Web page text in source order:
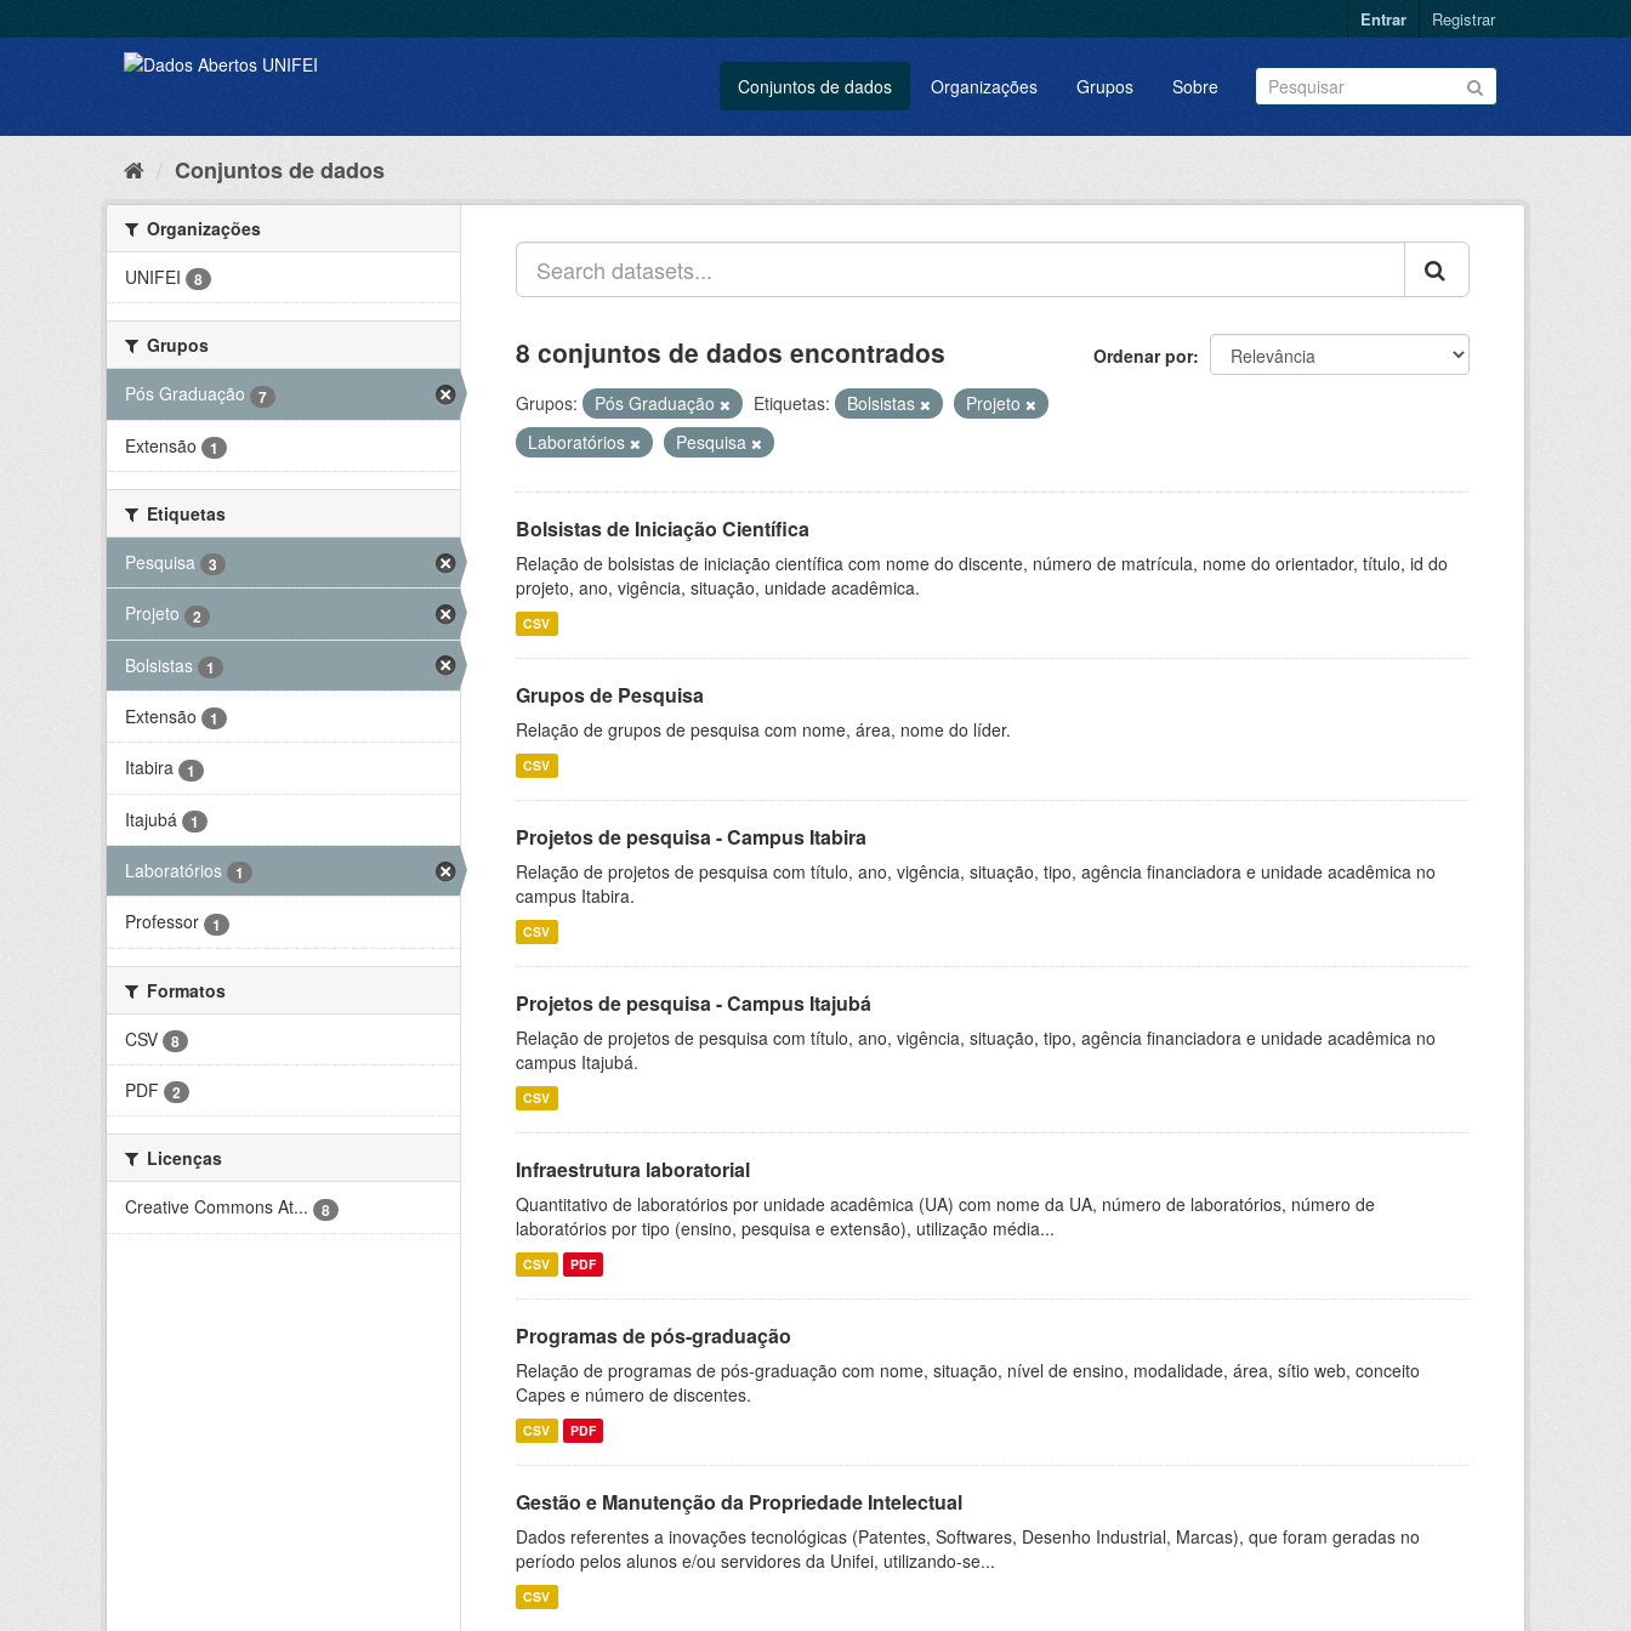
Entrar Registrar
Conjuntos de dados Organizações Grupos Sobre
Conjuntos de dados
Organizações
UNIFEI
8
Grupos
Pós Graduação
7
Extensão 1
Etiquetas
Pesquisa
3
Projeto 2
Bolsistas 1
Extensão 1
Itabira 1
Itajubá 1
Laboratórios 1
Professor 1
Formatos
CSV
8
PDF 2
Licenças
Creative Commons At...
8
Ordenar por
8 conjuntos de dados encontrados
Grupos: Pós Graduação Etiquetas: Bolsistas
Projeto
Laboratórios
Pesquisa
Bolsistas de Iniciação Científica
Relação de bolsistas de iniciação científica com nome do discente, número de matrícula, nome do orientador, título, id do
projeto, ano, vigência, situação, unidade acadêmica.
CSV
Grupos de Pesquisa
Relação de grupos de pesquisa com nome, área, nome do líder.
CSV
Projetos de pesquisa - Campus Itabira
Relação de projetos de pesquisa com título, ano, vigência, situação, tipo, agência financiadora e unidade acadêmica no
campus Itabira.
CSV
Projetos de pesquisa - Campus Itajubá
Relação de projetos de pesquisa com título, ano, vigência, situação, tipo, agência financiadora e unidade acadêmica no
campus Itajubá.
CSV
Infraestrutura laboratorial
Quantitativo de laboratórios por unidade acadêmica (UA) com nome da UA, número de laboratórios, número de
laboratórios por tipo (ensino, pesquisa e extensão), utilização média...
CSV PDF
Programas de pós-graduação
Relação de programas de pós-graduação com nome, situação, nível de ensino, modalidade, área, sítio web, conceito
Capes e número de discentes.
CSV PDF
Gestão e Manutenção da Propriedade Intelectual
Dados referentes a inovações tecnológicas (Patentes, Softwares, Desenho Industrial, Marcas), que foram geradas no
período pelos alunos e/ou servidores da Unifei, utilizando-se...
CSV